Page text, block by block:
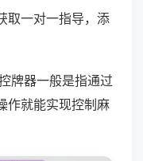
取一对一指导，添
牌器一般是指通过
作就能实现控制麻